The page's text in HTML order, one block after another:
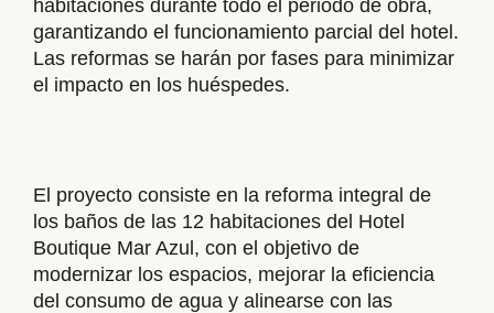
habitaciones durante todo el periodo de obra,
garantizando el funcionamiento parcial del hotel.
Las reformas se harán por fases para minimizar
el impacto en los huéspedes.
El proyecto consiste en la reforma integral de
los baños de las 12 habitaciones del Hotel
Boutique Mar Azul, con el objetivo de
modernizar los espacios, mejorar la eficiencia
del consumo de agua y alinearse con las